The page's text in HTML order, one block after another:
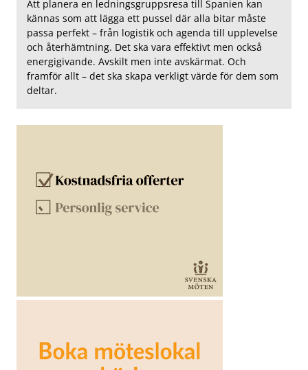
Att planera en ledningsgruppsresa till Spanien kan
kännas som att lägga ett pussel där alla bitar måste
passa perfekt – från logistik och agenda till upplevelse
och återhämtning. Det ska vara effektivt men också
energigivande. Avskilt men inte avskärmat. Och
framför allt – det ska skapa verkligt värde för dem som
deltar.